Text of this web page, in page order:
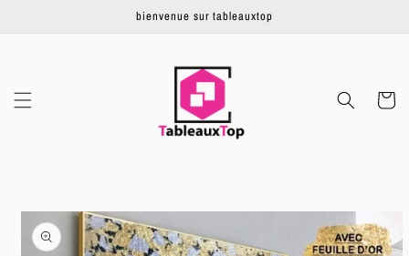
contenu
bienvenue sur tableauxtop
Panier
Passer aux
informations
produits